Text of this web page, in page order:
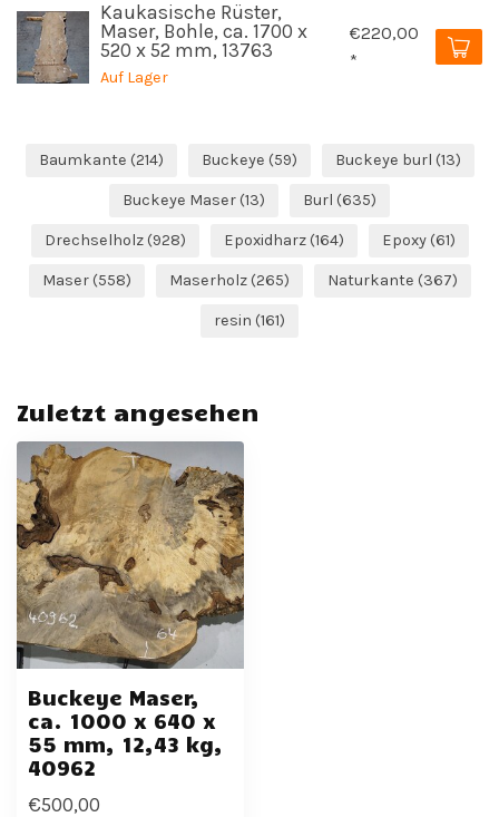
Kaukasische Rüster,
Maser, Bohle, ca. 1700 x
520 x 52 mm, 13763
Auf Lager
€220,00
*
Baumkante (214) Buckeye (59) Buckeye burl (13)
Buckeye Maser (13) Burl (635)
Drechselholz (928) Epoxidharz (164) Epoxy (61)
Maser (558) Maserholz (265) Naturkante (367)
resin (161)
Zuletzt angesehen
Buckeye Maser,
ca. 1000 x 640 x
55 mm, 12,43 kg,
40962
€500,00